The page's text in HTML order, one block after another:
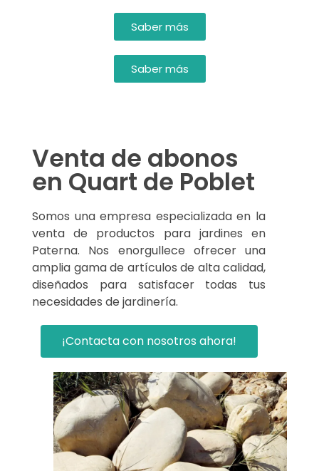
Saber más
Saber más
Venta de abonos
en Quart de Poblet
Somos una empresa especializada en la
venta de productos para jardines en
Paterna. Nos enorgullece ofrecer una
amplia gama de artículos de alta calidad,
diseñados para satisfacer todas tus
necesidades de jardinería.
¡Contacta con nosotros ahora!